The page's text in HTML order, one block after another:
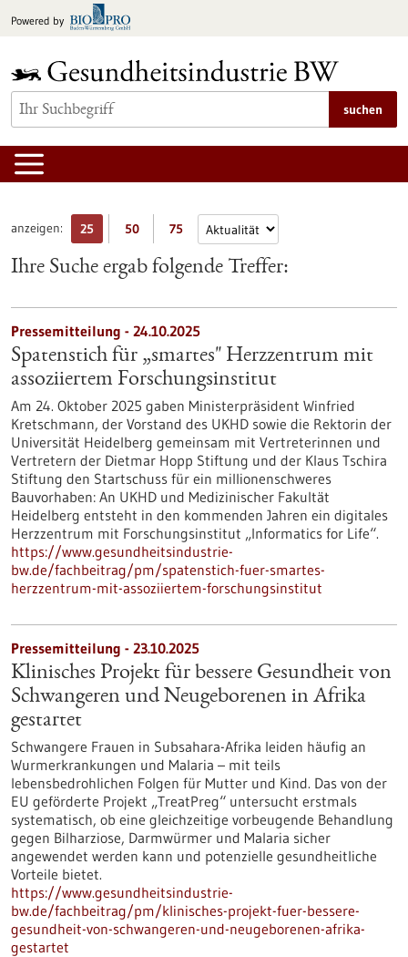
Inhalt
Powered by
suchen
anzeigen: 25 50 75
Ihre Suche ergab folgende Treffer:
Pressemitteilung - 24.10.2025
Spatenstich für „smartes" Herzzentrum mit
assoziiertem Forschungsinstitut
Am 24. Oktober 2025 gaben Ministerpräsident Winfried
Kretschmann, der Vorstand des UKHD sowie die Rektorin der
Universität Heidelberg gemeinsam mit Vertreterinnen und
Vertretern der Dietmar Hopp Stiftung und der Klaus Tschira
Stiftung den Startschuss für ein millionenschweres
Bauvorhaben: An UKHD und Medizinischer Fakultät
Heidelberg entsteht in den kommenden Jahren ein digitales
Herzzentrum mit Forschungsinstitut „Informatics for Life“.
https://www.gesundheitsindustrie-
bw.de/fachbeitrag/pm/spatenstich-fuer-smartes-
herzzentrum-mit-assoziiertem-forschungsinstitut
Pressemitteilung - 23.10.2025
Klinisches Projekt für bessere Gesundheit von
Schwangeren und Neugeborenen in Afrika
gestartet
Schwangere Frauen in Subsahara-Afrika leiden häufig an
Wurmerkrankungen und Malaria – mit teils
lebensbedrohlichen Folgen für Mutter und Kind. Das von der
EU geförderte Projekt „TreatPreg“ untersucht erstmals
systematisch, ob eine gleichzeitige vorbeugende Behandlung
gegen Bilharziose, Darmwürmer und Malaria sicher
angewendet werden kann und potenzielle gesundheitliche
Vorteile bietet.
https://www.gesundheitsindustrie-
bw.de/fachbeitrag/pm/klinisches-projekt-fuer-bessere-
gesundheit-von-schwangeren-und-neugeborenen-afrika-
gestartet